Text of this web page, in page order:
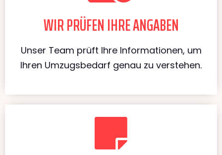
WIR PRÜFEN IHRE ANGABEN
Unser Team prüft Ihre Informationen, um
Ihren Umzugsbedarf genau zu verstehen.